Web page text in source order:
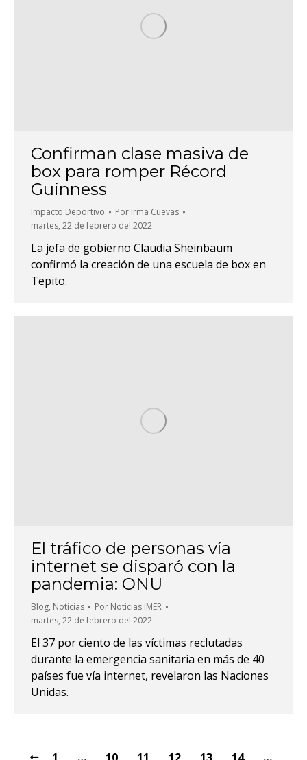
Confirman clase masiva de
box para romper Récord
Guinness
Impacto Deportivo Por Irma Cuevas
martes, 22 de febrero del 2022
La jefa de gobierno Claudia Sheinbaum
confirmó la creación de una escuela de box en
Tepito.
El tráfico de personas vía
internet se disparó con la
pandemia: ONU
Blog, Noticias Por Noticias IMER
martes, 22 de febrero del 2022
El 37 por ciento de las víctimas reclutadas
durante la emergencia sanitaria en más de 40
países fue vía internet, revelaron las Naciones
Unidas.